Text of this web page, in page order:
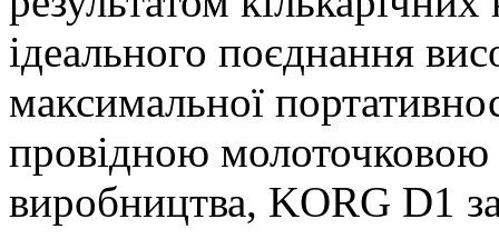
ідеального поєднання
максимальної
провідною молоточковою
виробництва, KORG D1